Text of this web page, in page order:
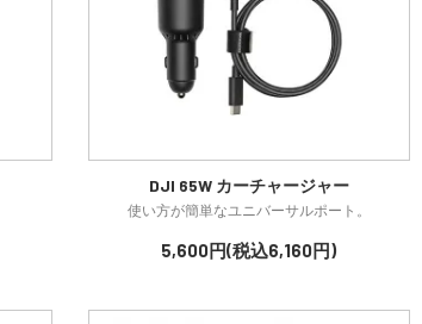
DJI 65W カーチャージャー
使い方が簡単なユニバーサルポート。
5,600円(税込6,160円)